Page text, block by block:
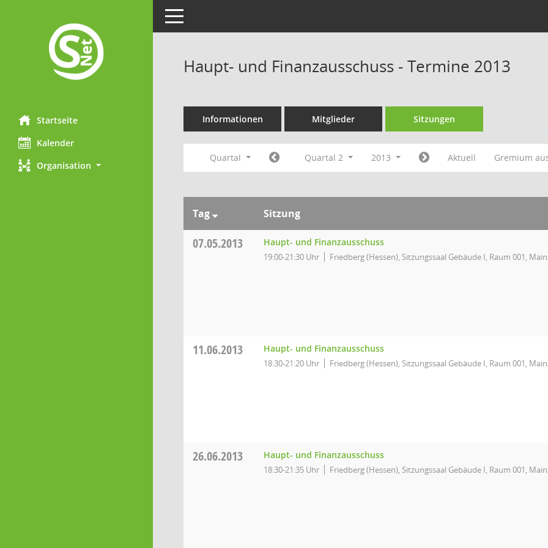
Startseite
Kalender
Organisation
Toggle navigation
Haupt- und Finanzausschuss - Termine 2013
Informationen Mitglieder Sitzungen
Quartal Quartal 2 2013 Aktuell Gremium
Tag Sitzung
07.05.2013 Haupt- und Finanzausschuss
19:00-21:30 Uhr Friedberg (Hessen), Sitzungssaal Gebäude I, Raum 001,
11.06.2013 Haupt- und Finanzausschuss
18:30-21:20 Uhr Friedberg (Hessen), Sitzungssaal Gebäude I, Raum 001,
26.06.2013 Haupt- und Finanzausschuss
18:30-21:35 Uhr Friedberg (Hessen), Sitzungssaal Gebäude I, Raum 001,